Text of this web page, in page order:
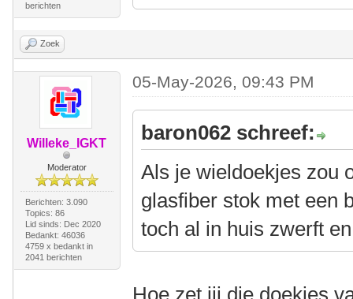
berichten
Zoek
Willeke_IGKT
Moderator
Berichten: 3.090
Topics: 86
Lid sinds: Dec 2020
Bedankt: 46036
4759 x bedankt in
2041 berichten
05-May-2026, 09:43 PM
baron062 schreef:
Als je wieldoekjes zou
glasfiber stok met een
toch al in huis zwerft
Hoe zet jij die doekjes